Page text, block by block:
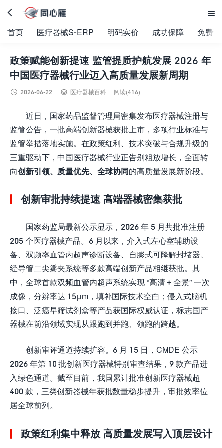
 
首页 医疗器械S-ERP 明码实价 成功保障 免费
政策赋能创新提速 监管提质护航发展 2026 年
中国医疗器械行业迈入高质量发展新周期
 2026-06-22  医疗器械百科 阅读(416)
近日，国家药品监督管理局密集发布医疗器械注册与
监管公告，一批高端创新器械获批上市，多项行业标准与
监管举措落地实施。在政策红利、技术突破与合规升级的
三重驱动下，中国医疗器械行业正告别粗放增长，全面转
向创新引领、质量优先、全球协同的高质量发展新阶段。
创新审批持续提速 高端器械密集获批
国家药监局最新公示显示，2026 年 5 月共批准注册
205 个医疗器械产品。6 月以来，介入式左心室辅助设
备、双频率血管内超声诊断设备、自膨式可降解封堵器、
经导管二尖瓣夹系统等多款高端创新产品相继获批。其
中，全球首款双频血管内超声系统实现 “高清 + 全景” 一次
成像，分辨率达 15μm，填补国际技术空白；侵入式脑机
接口、泛癌早筛试剂盒等产品获国际权威认证，标志国产
器械在前沿领域实现从跟跑到并跑、领跑的跨越。
创新审评通道持续扩容。6 月 15 日，CMDE 公示
2026 年第 10 批创新医疗器械特别审查结果，9 款产品进
入绿色通道。截至目前，我国累计批准创新医疗器械超
400 款，三类创新器械年获批数量稳步提升，审批效率位
居全球前列。
政策红利集中释放 高质量发展写入顶层设计